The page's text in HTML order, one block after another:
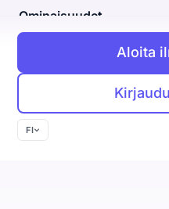
Ominaisuudet
Discovery Agent
Oma viesti jokaiselle
Aloita
FI